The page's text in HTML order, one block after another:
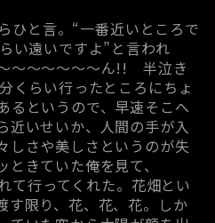
ひと言。“一番近いところで
い遠いですよ”と言われ
～～～～～～ん!! 半泣き
くらい行ったところにちょ
るというので、早速そこへ
近いせいか、人間の手が入
しさや美しさというのが失
きていた俺を見て、
て行ってくれた。花畑とい
す限り、花、花、花。しか